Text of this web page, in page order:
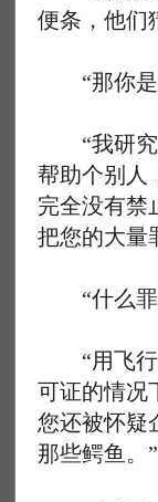
便条，他们
“那你是
“我研究
帮助个别人
完全没有禁
把您的大量
“什么罪
“用飞行
可证的情况
您还被怀疑
那些鳄鱼。”